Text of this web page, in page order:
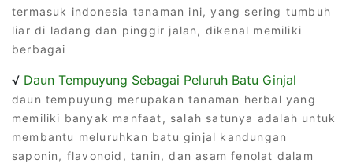
termasuk indonesia tanaman ini, yang sering tumbuh
liar di ladang dan pinggir jalan, dikenal memiliki
berbagai
√ Daun Tempuyung Sebagai Peluruh Batu Ginjal
daun tempuyung merupakan tanaman herbal yang
memiliki banyak manfaat, salah satunya adalah untuk
membantu meluruhkan batu ginjal kandungan
saponin, flavonoid, tanin, dan asam fenolat dalam